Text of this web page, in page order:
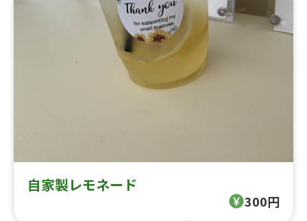
自家製レモネード
300円